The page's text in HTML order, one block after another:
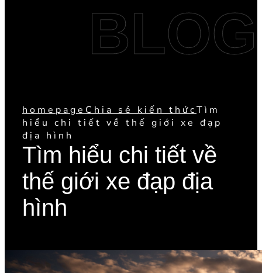
BLOG
homepage Chia sẻ kiến thứcTìm
hiểu chi tiết về thế giới xe đạp
địa hình
Tìm hiểu chi tiết về
thế giới xe đạp địa
hình